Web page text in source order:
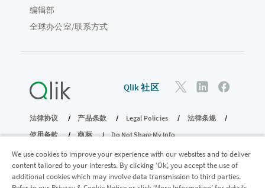
编辑部
全球办公室/联系方式
Qlik 社区
法律协议 产品条款 Legal Policies
法律条规
使用条款
商标
Do Not Share My Info
版权所有 © 1993-2026 QlikTech International AB。保留所有权利。
We use cookies to improve your experience with our websites and to deliver
content tailored to your interests. By clicking ‘Ok’, you accept the use of
additional cookies which may involve data transmission to third parties.